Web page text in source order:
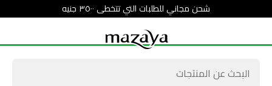
شحن مجاني للطلبات التي تتخطى ٣٥٠٠ جنيه